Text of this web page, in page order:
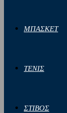
ΜΠΑΣΚΕΤ
ΤΕΝΙΣ
ΣΤΙΒΟΣ